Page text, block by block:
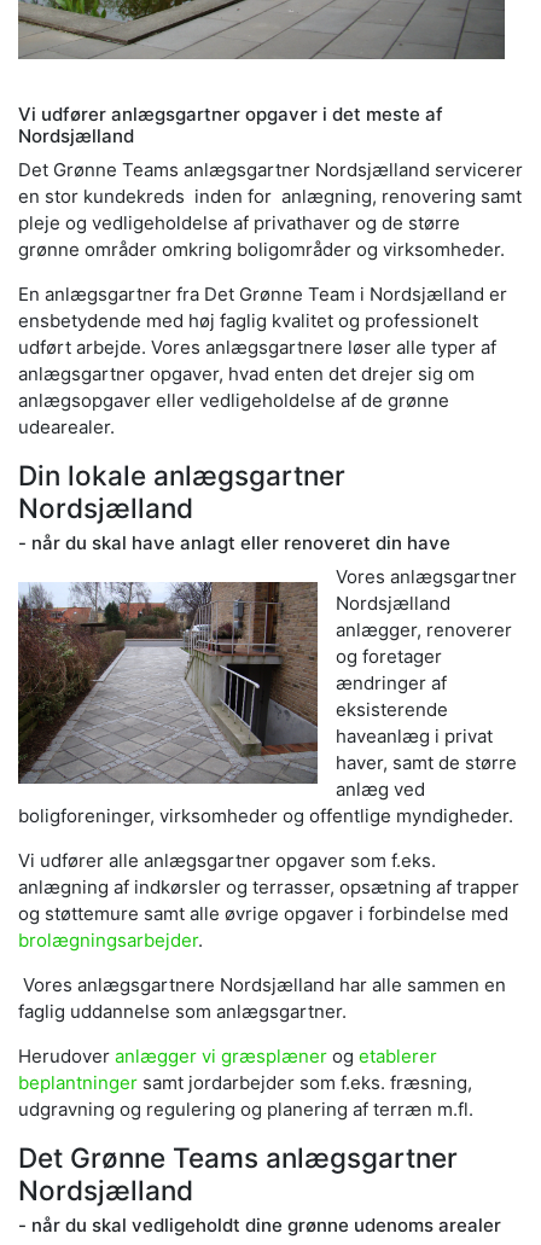
Vi udfører anlægsgartner opgaver i det meste af
Nordsjælland
Det Grønne Teams anlægsgartner Nordsjælland servicerer
en stor kundekreds inden for anlægning, renovering samt
pleje og vedligeholdelse af privathaver og de større
grønne områder omkring boligområder og virksomheder.
En anlægsgartner fra Det Grønne Team i Nordsjælland er
ensbetydende med høj faglig kvalitet og professionelt
udført arbejde. Vores anlægsgartnere løser alle typer af
anlægsgartner opgaver, hvad enten det drejer sig om
anlægsopgaver eller vedligeholdelse af de grønne
udearealer.
Din lokale anlægsgartner
Nordsjælland
- når du skal have anlagt eller renoveret din have
Vores anlægsgartner
Nordsjælland
anlægger, renoverer
og foretager
ændringer af
eksisterende
haveanlæg i privat
haver, samt de større
anlæg ved
boligforeninger, virksomheder og offentlige myndigheder.
Vi udfører alle anlægsgartner opgaver som f.eks.
anlægning af indkørsler og terrasser, opsætning af trapper
og støttemure samt alle øvrige opgaver i forbindelse med
brolægningsarbejder.
Vores anlægsgartnere Nordsjælland har alle sammen en
faglig uddannelse som anlægsgartner.
Herudover anlægger vi græsplæner og etablerer
beplantninger samt jordarbejder som f.eks. fræsning,
udgravning og regulering og planering af terræn m.fl.
Det Grønne Teams anlægsgartner
Nordsjælland
- når du skal vedligeholdt dine grønne udenoms arealer